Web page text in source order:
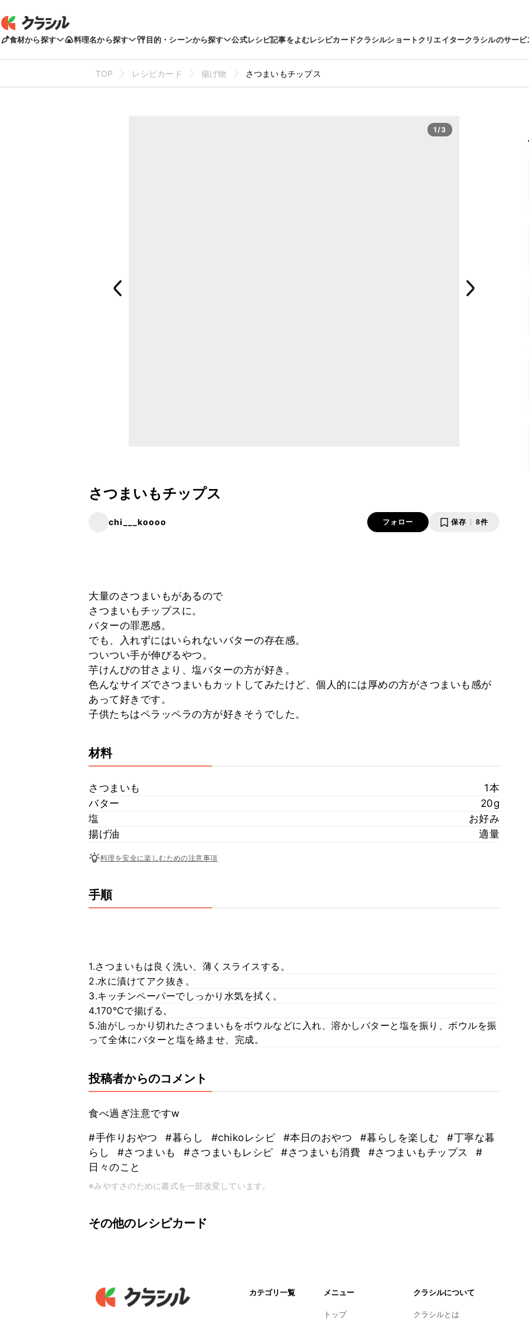
食材から探す 料理名から探す 目的・シーンから探す 公式レシピ記事をよむレシピカードクラシルショートクリエイタークラシルのサービ
TOP レシピカード 揚げ物 さつまいもチップス
1/3
さつまいもチップス
chi___koooo フォロー 保存 8件
大量のさつまいもがあるので
さつまいもチップスに。
バターの罪悪感。
でも、入れずにはいられないバターの存在感。
ついつい手が伸びるやつ。
芋けんぴの甘さより、塩バターの方が好き。
色んなサイズでさつまいもカットしてみたけど、個人的には厚めの方がさつまいも感が
あって好きです。
子供たちはペラッペラの方が好きそうでした。
材料
さつまいも
1本
バター
20g
塩
お好み
揚げ油
適量
料理を安全に楽しむための注意事項
手順
1.さつまいもは良く洗い、薄くスライスする。
2.水に漬けてアク抜き。
3.キッチンペーパーでしっかり水気を拭く。
4.170℃で揚げる。
5.油がしっかり切れたさつまいもをボウルなどに入れ、溶かしバターと塩を振り、ボウルを振
って全体にバターと塩を絡ませ、完成。
投稿者からのコメント
食べ過ぎ注意ですw
#手作りおやつ #暮らし #chikoレシピ #本日のおやつ #暮らしを楽しむ
#丁寧な暮
らし
#さつまいも #さつまいもレシピ #さつまいも消費 #さつまいもチップス
#
日々のこと
※みやすさのために書式を一部改変しています。
その他のレシピカード
カテゴリ一覧 メニュー
トップ
クラシルについて
クラシルとは